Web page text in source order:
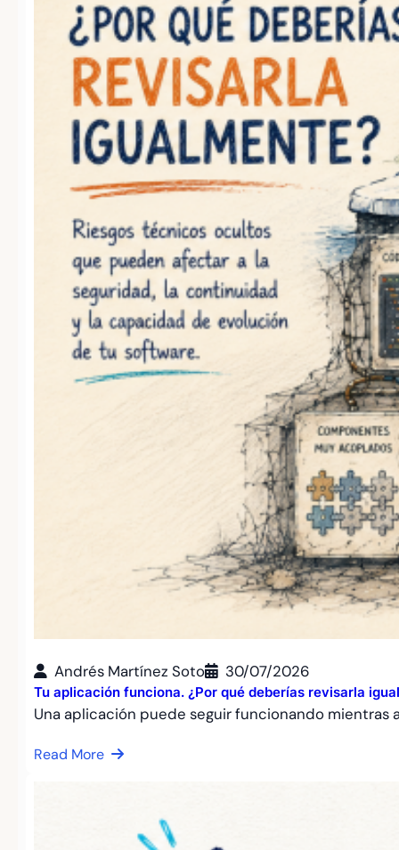
Andrés Martínez Soto 30/07/2026
Tu aplicación funciona. ¿Por qué deberías revisarla
Una aplicación puede seguir funcionando
Read More